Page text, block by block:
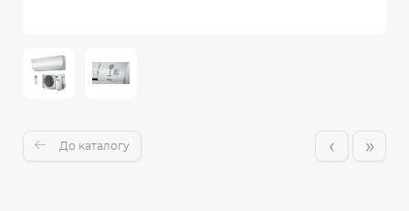
До каталогу ‹ »